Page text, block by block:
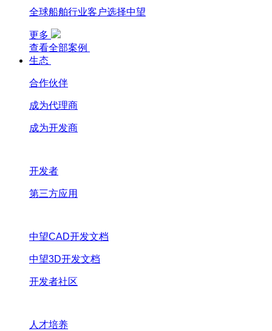
全球船舶行业客户选择中望
更多
查看全部案例
生态
合作伙伴
成为代理商
成为开发商
开发者
第三方应用
中望CAD开发文档
中望3D开发文档
开发者社区
人才培养